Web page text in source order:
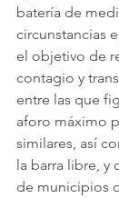
batería de
circunstancias
el objetivo de
contagio y
entre las que
aforo máximo
similares, así
la barra libre, y
de municipios